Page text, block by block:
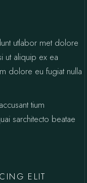
utlabor met dolore
ut aliquip ex ea
dolore eu fugiat nulla
tium
sarchitecto beatae
ELIT